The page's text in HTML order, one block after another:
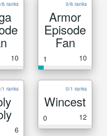
6 ranks
10
0/6 ranks
Armor
Episode
Fan
1 10
1 ranks
6
0/1 ranks
Wincest
0 12